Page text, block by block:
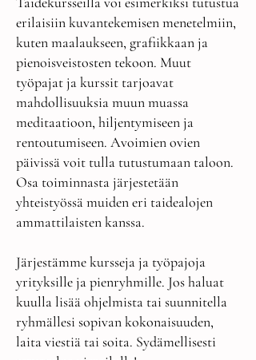
erilaisiin kuvantekemisen menetelmiin,
kuten maalaukseen, grafiikkaan ja
pienoisveistosten tekoon. Muut
työpajat ja kurssit tarjoavat
mahdollisuuksia muun muassa
meditaatioon, hiljentymiseen ja
rentoutumiseen. Avoimien ovien
päivissä voit tulla tutustumaan taloon.
Osa toiminnasta järjestetään
yhteistyössä muiden eri taidealojen
ammattilaisten kanssa.
Järjestämme kursseja ja työpajoja
yrityksille ja pienryhmille. Jos haluat
kuulla lisää ohjelmista tai suunnitella
ryhmällesi sopivan kokonaisuuden,
laita viestiä tai soita. Sydämellisesti